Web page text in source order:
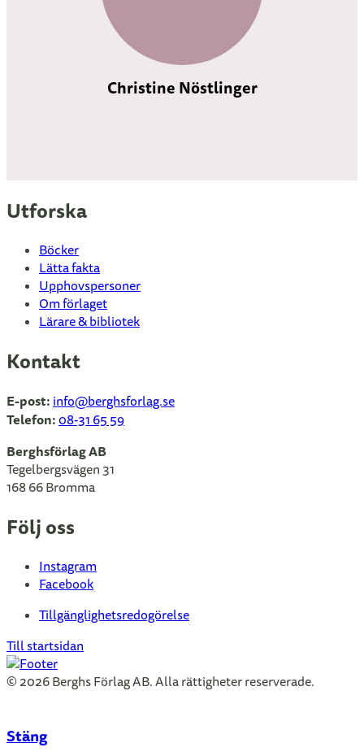
Christine Nöstlinger
Utforska
Böcker
Lätta fakta
Upphovspersoner
Om förlaget
Lärare & bibliotek
Kontakt
E-post: info@berghsforlag.se
Telefon:08-31 65 59
Berghsförlag AB
Tegelbergsvägen 31
168 66 Bromma
Följ oss
Instagram
Facebook
Tillgänglighetsredogörelse
Till startsidan
© 2026 Berghs Förlag AB. Alla rättigheter reserverade.
Stäng